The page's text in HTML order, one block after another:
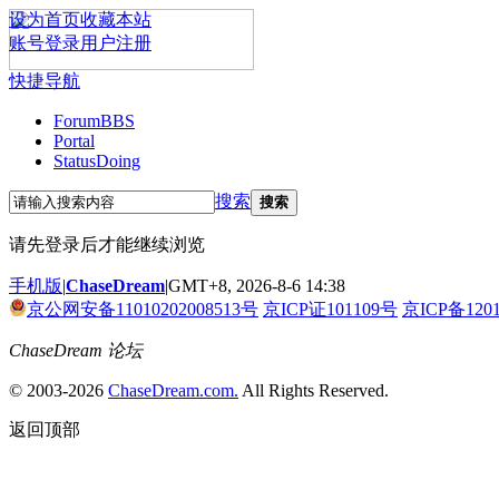
设为首页收藏本站
账号登录用户注册
快捷导航
ForumBBS
Portal
StatusDoing
搜索 搜索
请先登录后才能继续浏览
手机版|ChaseDream|GMT+8, 2026-8-6 14:38
京公网安备11010202008513号 京ICP证101109号 京ICP备
ChaseDream 论坛
© 2003-2026 ChaseDream.com. All Rights Reserved.
返回顶部